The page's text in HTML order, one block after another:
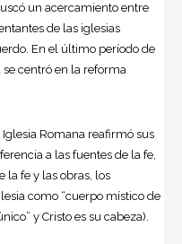
un acercamiento entre
de las iglesias
En el último período de
se centró en la reforma
Romana reafirmó sus
a las fuentes de la fe,
la fe y las obras, los
como “cuerpo místico de
y Cristo es su cabeza).